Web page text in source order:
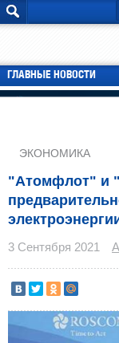
ГЛАВНЫЕ НОВОСТИ
ЭКОНОМИКА
"Атомфлот" и
3 Сентября 2021